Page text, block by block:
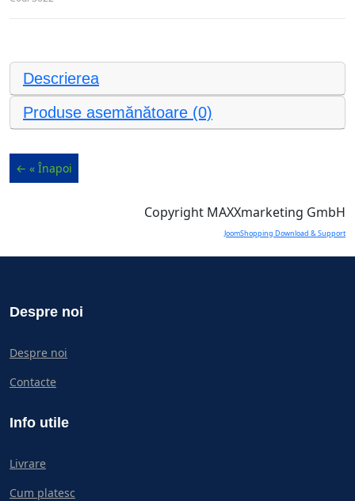
Descrierea
Produse asemănătoare (0)
Copyright MAXXmarketing GmbH
JoomShopping Download & Support
Despre noi
Despre noi
Contacte
Info utile
Livrare
Cum platesc